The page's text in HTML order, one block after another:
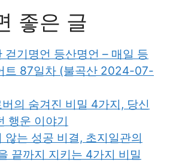
좋은 글
걷기명언 등산명언 – 매일 등
트 87일차 (불곡산 2024-07-
의 숨겨진 비밀 4가지, 당신
행운 이야기
않는 성공 비결, 초지일관의
끝까지 지키는 4가지 비밀